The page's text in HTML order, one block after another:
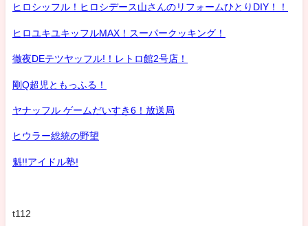
ヒロシッフル！ヒロシデース山さんのリフォームひとりDIY！！
ヒロユキユキッフルMAX！スーパークッキング！
徹夜DEテツヤッフル!！レトロ館2号店！
剛Q超児ともっふる！
ヤナッフル ゲームだいすき6！放送局
ヒウラー総統の野望
魁!!アイドル塾!
t112